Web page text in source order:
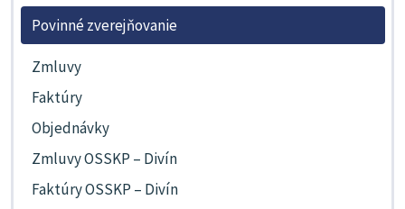
Povinné zverejňovanie
Zmluvy
Faktúry
Objednávky
Zmluvy OSSKP – Divín
Faktúry OSSKP – Divín